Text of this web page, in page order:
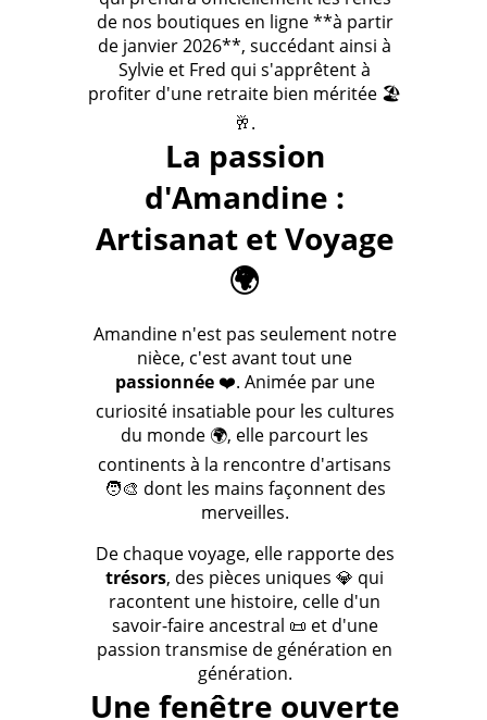
de nos boutiques en ligne **à partir
de janvier 2026**, succédant ainsi à
Sylvie et Fred qui s'apprêtent à
profiter d'une retraite bien méritée 🏖️
🥂.
La passion
d'Amandine :
Artisanat et Voyage
🌍
Amandine n'est pas seulement notre
nièce, c'est avant tout une
passionnée❤️. Animée par une
curiosité insatiable pour les cultures
du monde 🌍, elle parcourt les
continents à la rencontre d'artisans
🧑‍🎨 dont les mains façonnent des
merveilles.
De chaque voyage, elle rapporte des
trésors, des pièces uniques 💎 qui
racontent une histoire, celle d'un
savoir-faire ancestral 📜 et d'une
passion transmise de génération en
génération.
Une fenêtre ouverte